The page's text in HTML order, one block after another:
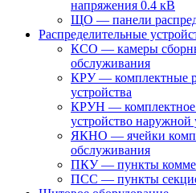
напряжения 0.4 кВ
ЩО — панели
Распределительные
КСО — камеры
обслуживания
КРУ — комплектные
устройства
КРУН — комплектное
устройство наружной
ЯКНО — ячейки
обслуживания
ПКУ — пункты
ПСС — пункты